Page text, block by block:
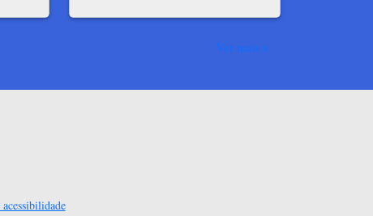
Ver mais